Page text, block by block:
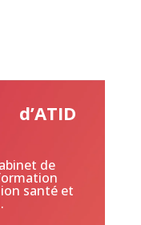
de
santé et